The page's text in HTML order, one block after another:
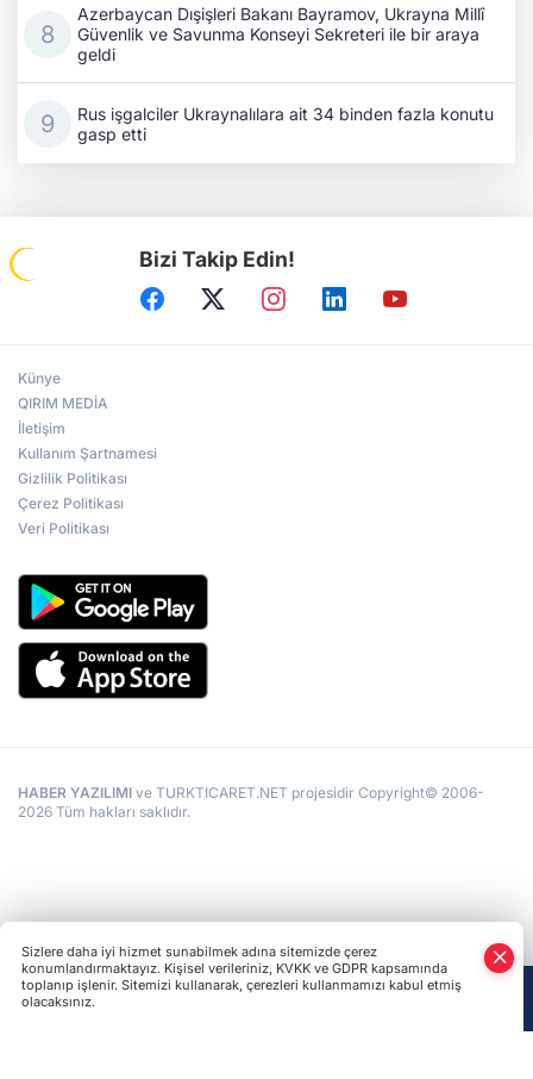
Azerbaycan Dışişleri Bakanı Bayramov, Ukrayna Millî
Güvenlik ve Savunma Konseyi Sekreteri ile bir araya
geldi
Rus işgalciler Ukraynalılara ait 34 binden fazla konutu
gasp etti
Bizi Takip Edin!
Künye
QIRIM MEDİA
İletişim
Kullanım Şartnamesi
Gizlilik Politikası
Çerez Politikası
Veri Politikası
HABER YAZILIMI ve TURKTICARET.NET projesidir Copyright© 2006-
2026 Tüm hakları saklıdır.
Sizlere daha iyi hizmet sunabilmek adına sitemizde çerez
konumlandırmaktayız. Kişisel verileriniz, KVKK ve GDPR kapsamında
toplanıp işlenir. Sitemizi kullanarak, çerezleri kullanmamızı kabul etmiş
olacaksınız.